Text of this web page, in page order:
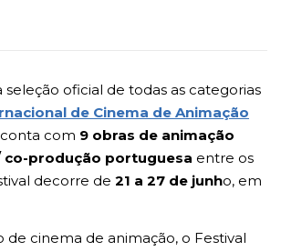
seleção oficial de todas as categorias
de Cinema de Animação
com 9 obras de animação
produção portuguesa entre os
decorre de 21 a 27 de junho, em
de cinema de animação, o Festival